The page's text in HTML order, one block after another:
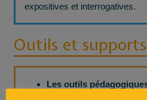
expositives et interrogatives.
Outils et
Les outils